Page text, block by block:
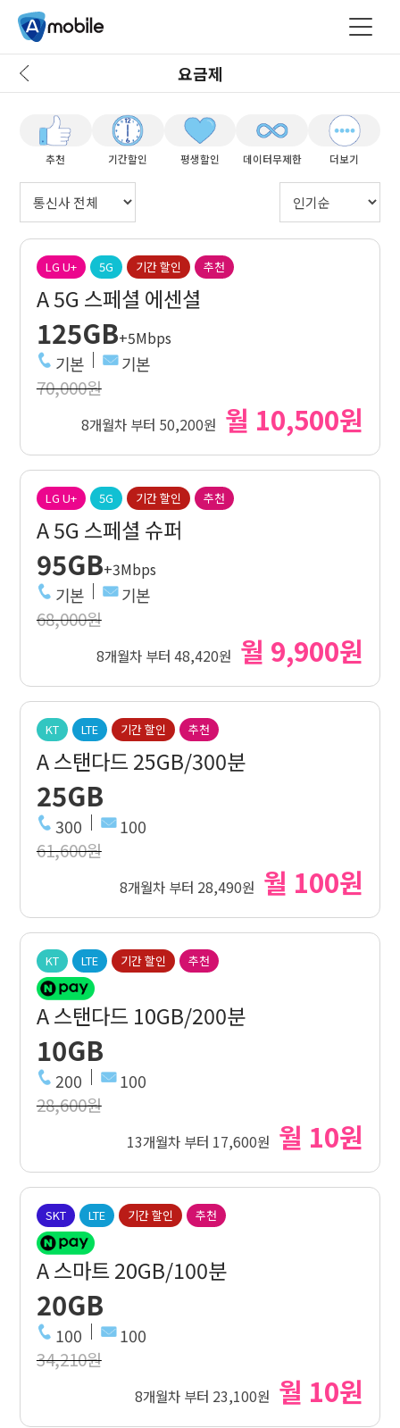
요금제
추천 기간할인 평생할인 데이터무제한 더보기
LG U+ 5G 기간 할인 추천
A 5G 스페셜 에센셜
125GB+5Mbps
기본 기본
70,000원
8개월차 부터 50,200원 월 10,500원
LG U+ 5G 기간 할인 추천
A 5G 스페셜 슈퍼
95GB+3Mbps
기본 기본
68,000원
8개월차 부터 48,420원 월 9,900원
KT LTE 기간 할인 추천
A 스탠다드 25GB/300분
25GB
300 100
61,600원
8개월차 부터 28,490원 월 100원
KT LTE 기간 할인 추천
A 스탠다드 10GB/200분
10GB
200 100
28,600원
13개월차 부터 17,600원 월 10원
SKT LTE 기간 할인 추천
A 스마트 20GB/100분
20GB
100 100
34,210원
8개월차 부터 23,100원 월 10원